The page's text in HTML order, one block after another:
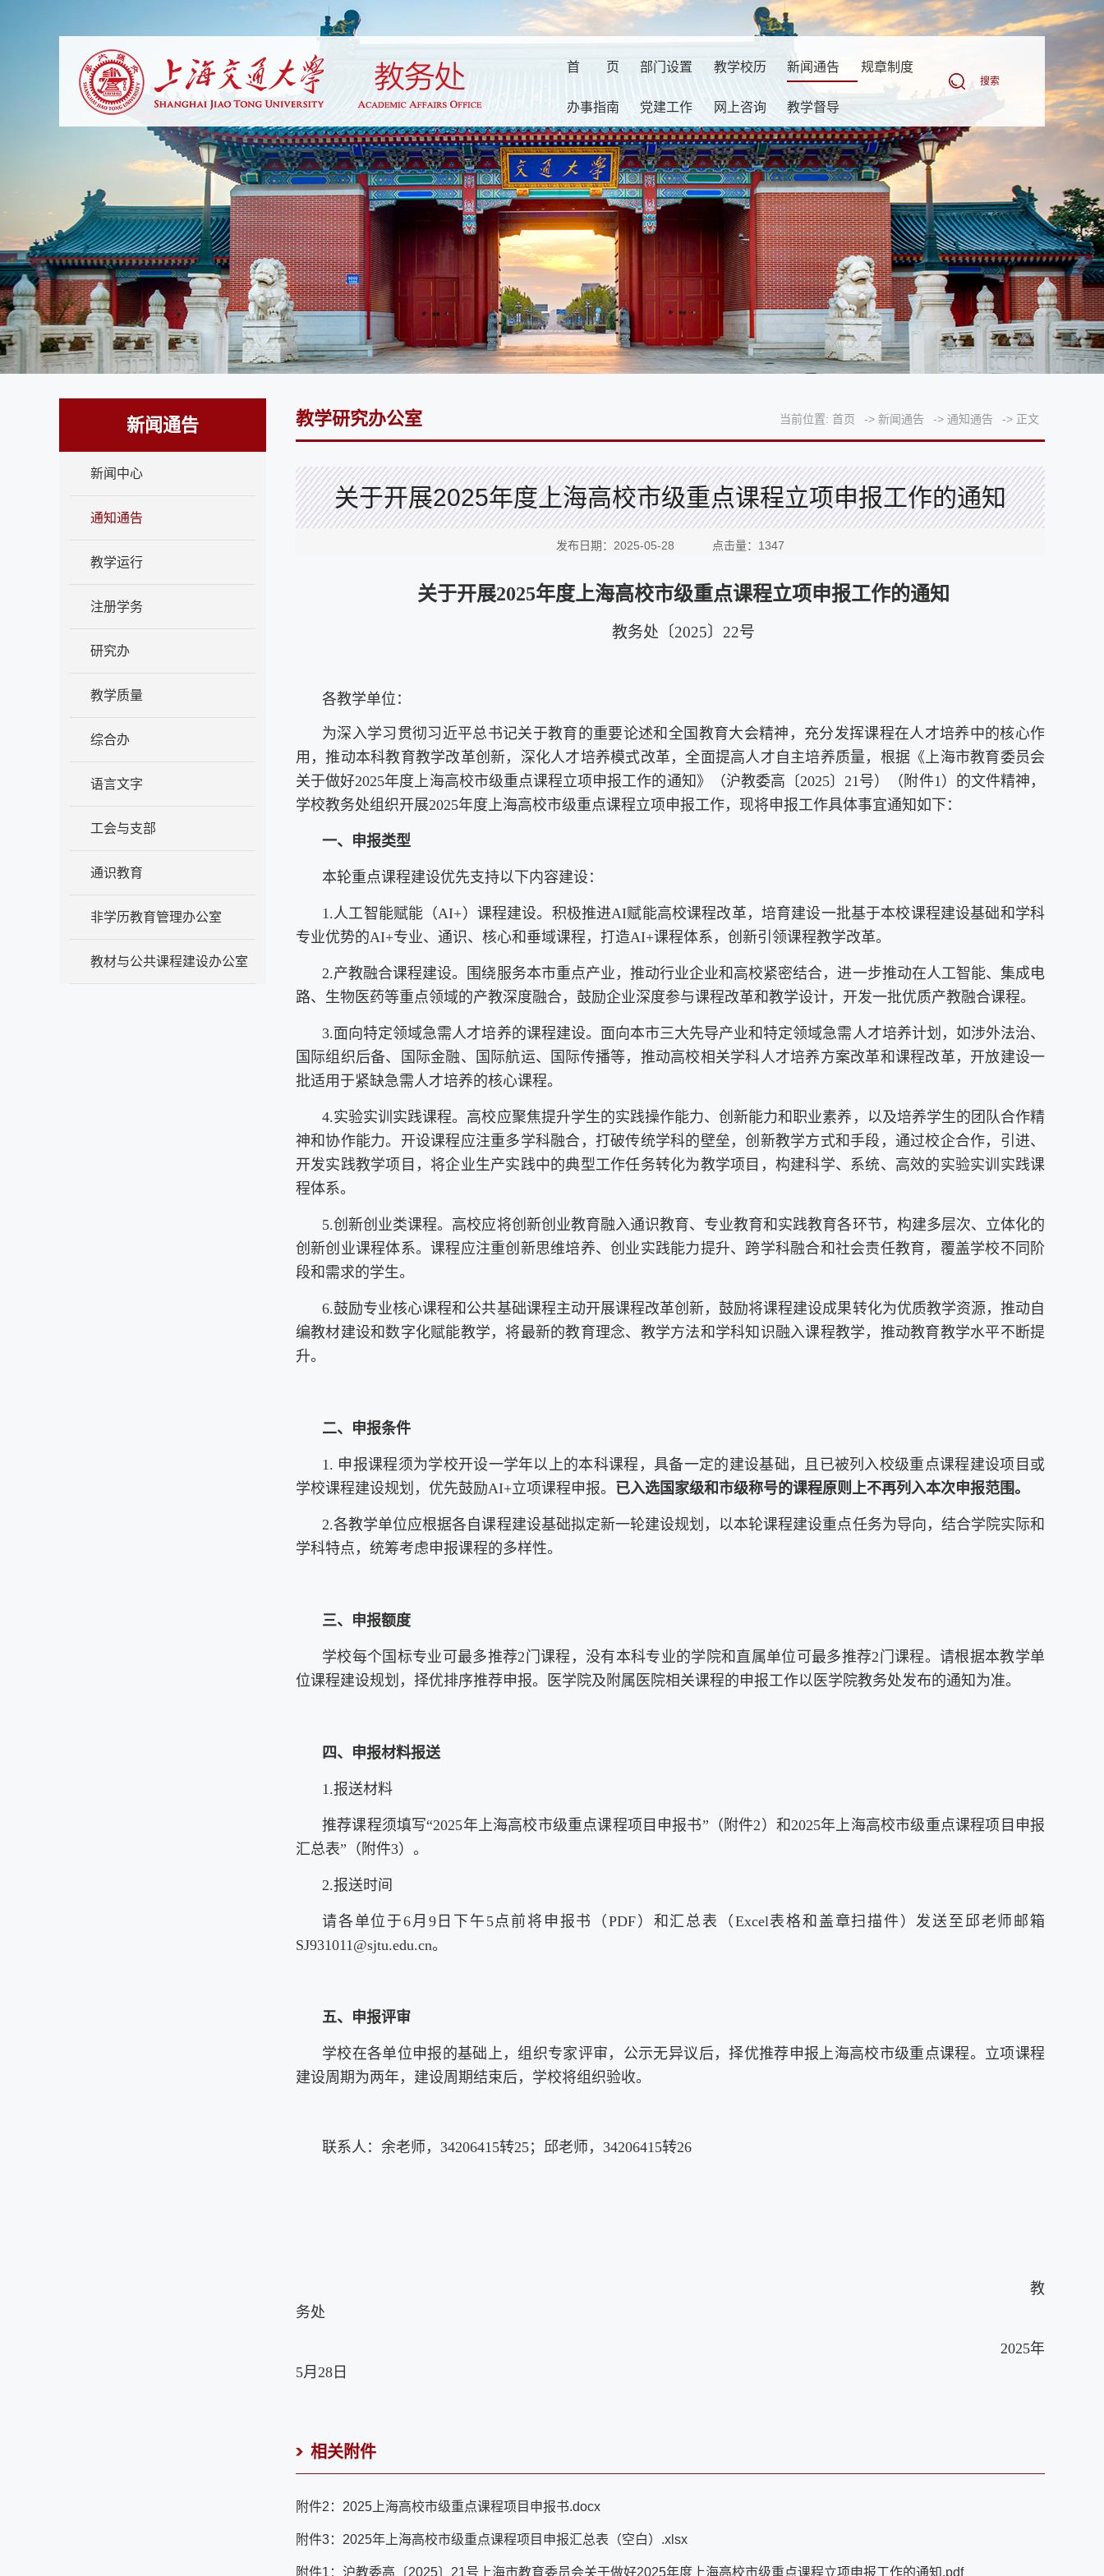
首 页 部门设置 教学校历 新闻通告 规章制度
办事指南 党建工作 网上咨询 教学督导
搜索
新闻通告
新闻中心
通知通告
教学运行
注册学务
研究办
教学质量
综合办
语言文字
工会与支部
通识教育
非学历教育管理办公室
教材与公共课程建设办公室
教学研究办公室 当前位置: 首页 -> 新闻通告 -> 通知通告 -> 正文
关于开展2025年度上海高校市级重点课程立项申报工作的通知
发布日期：2025-05-28 点击量： 1347
关于开展2025年度上海高校市级重点课程立项申报工作的通知
教务处〔2025〕 22号
各教学单位：
为深入学习贯彻习近平总书记关于教育的重要论述和全国教育大会精神，充分发挥课程在人才培养中的核心作
用，推动本科教育教学改革创新，深化人才培养模式改革，全面提高人才自主培养质量，根据《上海市教育委员会
关于做好2025年度上海高校市级重点课程立项申报工作的通知》（沪教委高〔2025〕21号）（附件1）的文件精神，
学校教务处组织开展2025年度上海高校市级重点课程立项申报工作，现将申报工作具体事宜通知如下：
一、申报类型
本轮重点课程建设优先支持以下内容建设：
1.人工智能赋能（AI+）课程建设。积极推进AI赋能高校课程改革，培育建设一批基于本校课程建设基础和学科
专业优势的AI+专业、通识、核心和垂域课程，打造AI+课程体系，创新引领课程教学改革。
2.产教融合课程建设。围绕服务本市重点产业，推动行业企业和高校紧密结合，进一步推动在人工智能、集成电
路、生物医药等重点领域的产教深度融合，鼓励企业深度参与课程改革和教学设计，开发一批优质产教融合课程。
3.面向特定领域急需人才培养的课程建设。面向本市三大先导产业和特定领域急需人才培养计划，如涉外法治、
国际组织后备、国际金融、国际航运、国际传播等，推动高校相关学科人才培养方案改革和课程改革，开放建设一
批适用于紧缺急需人才培养的核心课程。
4.实验实训实践课程。高校应聚焦提升学生的实践操作能力、创新能力和职业素养，以及培养学生的团队合作精
神和协作能力。开设课程应注重多学科融合，打破传统学科的壁垒，创新教学方式和手段，通过校企合作，引进、
开发实践教学项目，将企业生产实践中的典型工作任务转化为教学项目，构建科学、系统、高效的实验实训实践课
程体系。
5.创新创业类课程。高校应将创新创业教育融入通识教育、专业教育和实践教育各环节，构建多层次、立体化的
创新创业课程体系。课程应注重创新思维培养、创业实践能力提升、跨学科融合和社会责任教育，覆盖学校不同阶
段和需求的学生。
6.鼓励专业核心课程和公共基础课程主动开展课程改革创新，鼓励将课程建设成果转化为优质教学资源，推动自
编教材建设和数字化赋能教学，将最新的教育理念、教学方法和学科知识融入课程教学，推动教育教学水平不断提
升。
二、申报条件
1. 申报课程须为学校开设一学年以上的本科课程，具备一定的建设基础，且已被列入校级重点课程建设项目或
学校课程建设规划，优先鼓励AI+立项课程申报。 已入选国家级和市级称号的课程原则上不再列入本次申报范围。
2.各教学单位应根据各自课程建设基础拟定新一轮建设规划，以本轮课程建设重点任务为导向，结合学院实际和
学科特点，统筹考虑申报课程的多样性。
三、申报额度
学校每个国标专业可最多推荐2门课程，没有本科专业的学院和直属单位可最多推荐2门课程。请根据本教学单
位课程建设规划，择优排序推荐申报。医学院及附属医院相关课程的申报工作以医学院教务处发布的通知为准。
四、申报材料报送
1.报送材料
推荐课程须填写“2025年上海高校市级重点课程项目申报书”（附件2）和2025年上海高校市级重点课程项目申报
汇总表”（附件3）。
2.报送时间
请各单位于6月9日下午5点前将申报书（PDF）和汇总表（Excel表格和盖章扫描件）发送至邱老师邮箱
SJ931011@sjtu.edu.cn。
五、申报评审
学校在各单位申报的基础上，组织专家评审，公示无异议后，择优推荐申报上海高校市级重点课程。立项课程
建设周期为两年，建设周期结束后，学校将组织验收。
联系人：余老师，34206415转25； 邱老师， 34206415转26
教
务处
2025年
5月28日
相关附件
附件2：2025上海高校市级重点课程项目申报书.docx
附件3：2025年上海高校市级重点课程项目申报汇总表（空白）.xlsx
附件1：沪教委高〔2025〕21号上海市教育委员会关于做好2025年度上海高校市级重点课程立项申报工作的通知.pdf